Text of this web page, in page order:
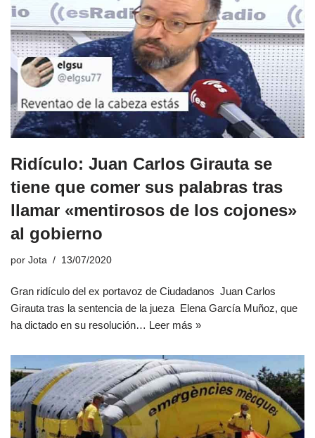
Ridículo: Juan Carlos Girauta se
tiene que comer sus palabras tras
llamar «mentirosos de los cojones»
al gobierno
por Jota 13/07/2020
Gran ridículo del ex portavoz de Ciudadanos Juan Carlos
Girauta tras la sentencia de la jueza Elena García Muñoz, que
ha dictado en su resolución… Leer más »